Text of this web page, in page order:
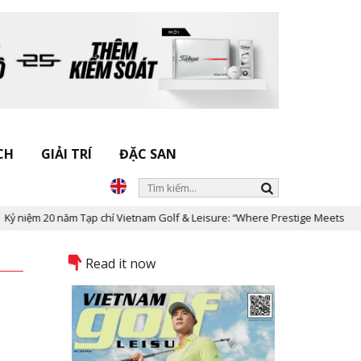
GIẢI TRÍ ĐẶC SAN
chí Vietnam Golf & Leisure: “Where Prestige Meets Legacy”
Read it now